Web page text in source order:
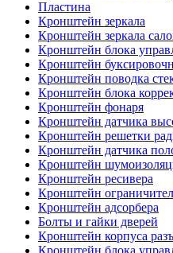
Пластина
Кронштейн зеркала
Кронштейн зеркала
Кронштейн блока
Кронштейн
Кронштейн поводка
Кронштейн блока
Кронштейн фонаря
Кронштейн датчика
Кронштейн решетки
Кронштейн датчика
Кронштейн
Кронштейн ресивера
Кронштейн
Кронштейн адсорбера
Болты и гайки дверей
Кронштейн корпуса
Кронштейн блока